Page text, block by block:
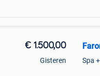
€ 1.500,00
Gisteren